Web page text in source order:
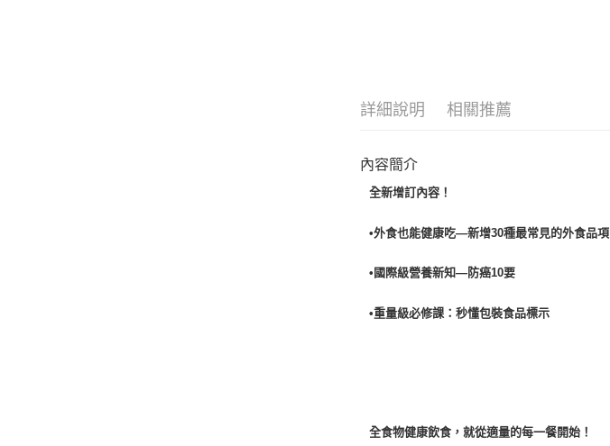
詳細說明 相關推薦
內容簡介
全新增訂內容！
•外食也能健康吃—新增30種最常見的外食品項
•國際級營養新知—防癌10要
•重量級必修課：秒懂包裝食品標示
全食物健康飲食，就從適量的每一餐開始！